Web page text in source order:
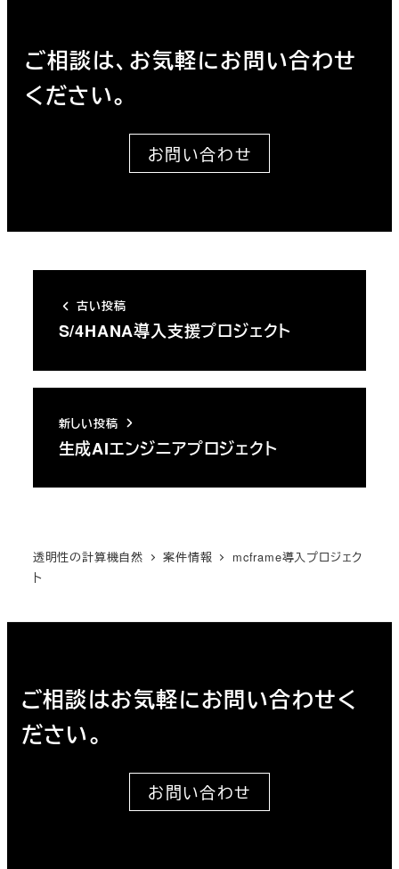
ご相談は、お気軽にお問い合わせ
ください。
お問い合わせ
古い投稿
S/4HANA導入支援プロジェクト
新しい投稿
生成AIエンジニアプロジェクト
透明性の計算機自然 案件情報
mcframe導入プロジェク
ト
ご相談はお気軽にお問い合わせく
ださい。
お問い合わせ